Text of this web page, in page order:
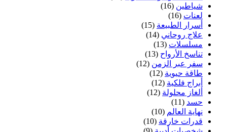
شياطين (16)
لعنات (16)
أسرار الطبيعة (15)
علاج روحاني (14)
مسلسلات (13)
تناسخ الأرواح (13)
سفر عبر الزمن (12)
طاقة حيوية (12)
أبراج فلكية (12)
ألغاز محلولة (12)
حسد (11)
نهاية العالم (10)
قدرات خارقة (10)